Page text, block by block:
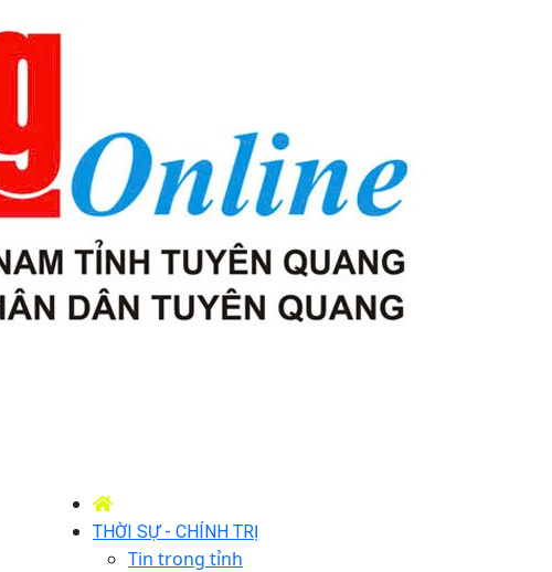
THỜI SỰ - CHÍNH TRỊ
Tin trong tỉnh